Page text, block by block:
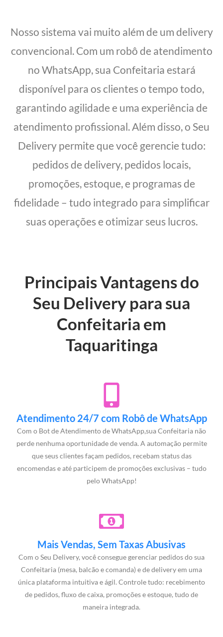
Nosso sistema vai muito além de um delivery
convencional. Com um robô de atendimento
no WhatsApp, sua Confeitaria estará
disponível para os clientes o tempo todo,
garantindo agilidade e uma experiência de
atendimento profissional. Além disso, o Seu
Delivery permite que você gerencie tudo:
pedidos de delivery, pedidos locais,
promoções, estoque, e programas de
fidelidade – tudo integrado para simplificar
suas operações e otimizar seus lucros.
Principais Vantagens do
Seu Delivery para sua
Confeitaria em
Taquaritinga
Atendimento 24/7 com Robô de WhatsApp
Com o Bot de Atendimento de WhatsApp,sua Confeitaria não
perde nenhuma oportunidade de venda. A automação permite
que seus clientes façam pedidos, recebam status das
encomendas e até participem de promoções exclusivas – tudo
pelo WhatsApp!
Mais Vendas, Sem Taxas Abusivas
Com o Seu Delivery, você consegue gerenciar pedidos do sua
Confeitaria (mesa, balcão e comanda) e de delivery em uma
única plataforma intuitiva e ágil. Controle tudo: recebimento
de pedidos, fluxo de caixa, promoções e estoque, tudo de
maneira integrada.